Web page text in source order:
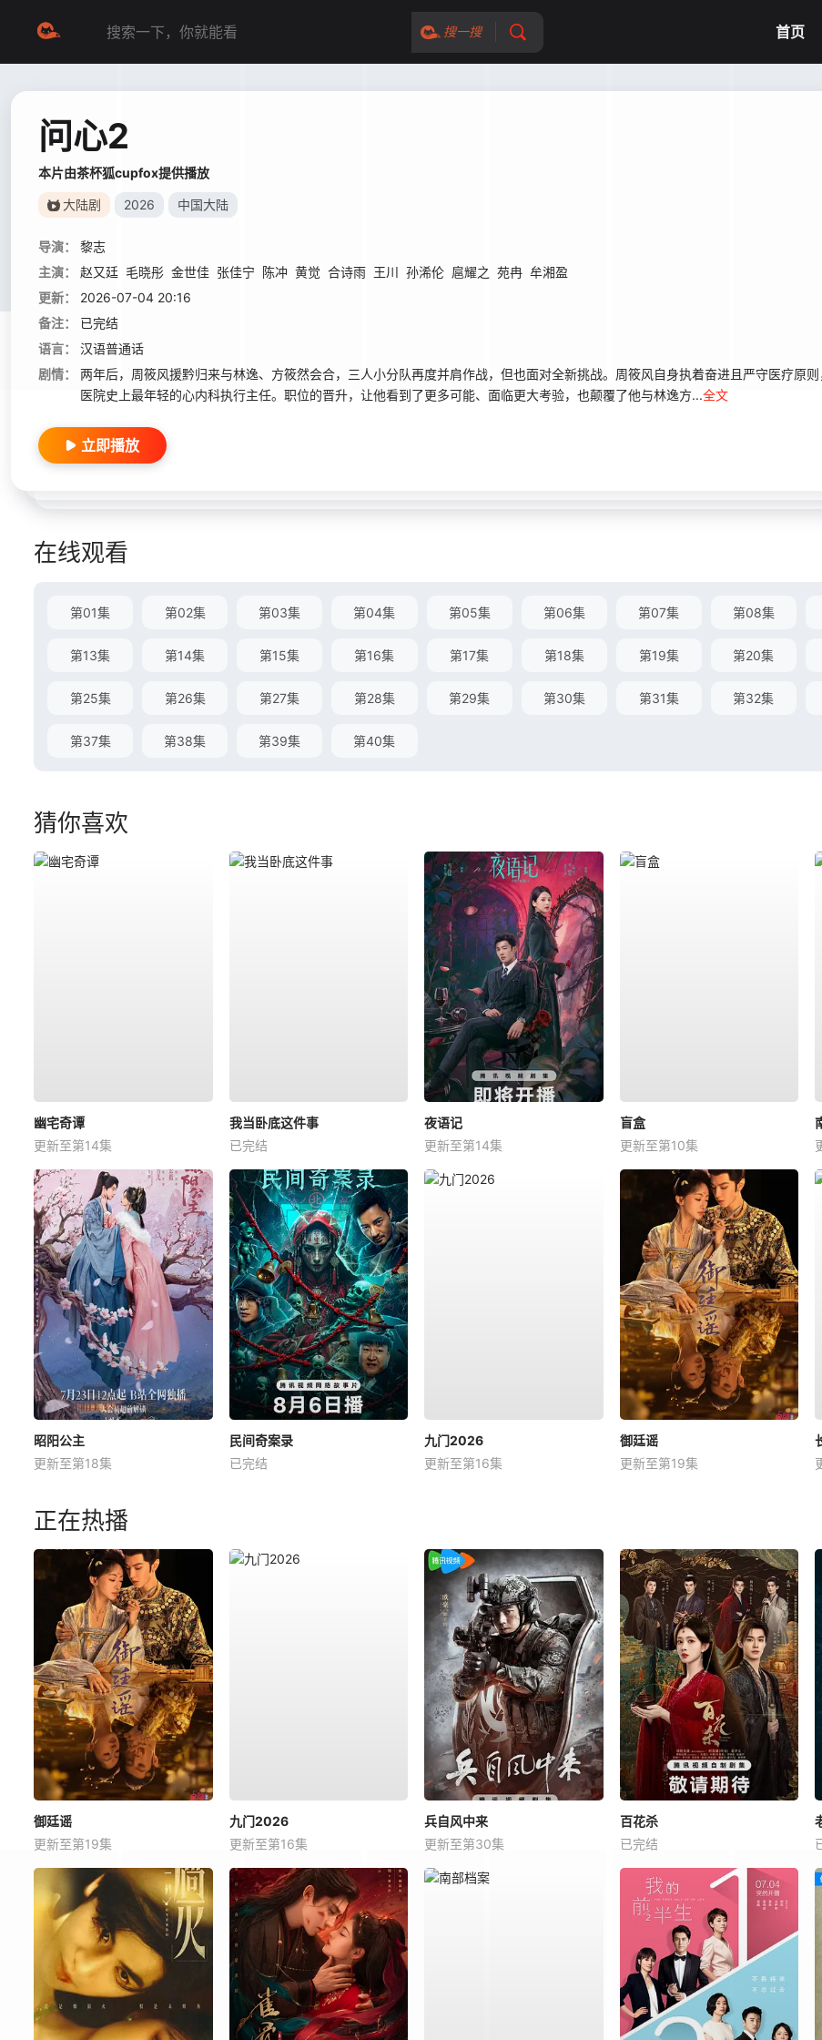
搜一搜 首页
问心2
本片由茶杯狐cupfox提供播放
大陆剧 2026 中国大陆
导演：
黎志
主演：
赵又廷 毛晓彤 金世佳 张佳宁 陈冲 黄觉 合诗雨 王川 孙浠伦 扈耀之 苑冉 牟湘盈
更新：
2026-07-04 20:16
备注：
已完结
语言：
汉语普通话
剧情：
两年后，周筱风援黔归来与林逸、方筱然会合，三人小分队再度并肩作战，但也面对全新挑战。周筱风自身执着奋进且严守医疗原
医院史上最年轻的心内科执行主任。职位的晋升，让他看到了更多可能、面临更大考验，也颠覆了他与林逸方...全文
立即播放
在线观看
第01集 第02集 第03集 第04集 第05集 第06集 第07集 第08集
第13集 第14集 第15集 第16集 第17集 第18集 第19集 第20集
第25集 第26集 第27集 第28集 第29集 第30集 第31集 第32集
第37集 第38集 第39集 第40集
猜你喜欢
幽宅奇谭
更新至第14集
我当卧底这件事
已完结
夜语记
更新至第14集
盲盒
更新至第10集
昭阳公主
更新至第18集
民间奇案录
已完结
九门2026
更新至第16集
御廷谣
更新至第19集
正在热播
御廷谣
更新至第19集
九门2026
更新至第16集
兵自风中来
更新至第30集
百花杀
已完结